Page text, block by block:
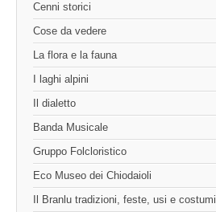
Cenni storici
Cose da vedere
La flora e la fauna
I laghi alpini
Il dialetto
Banda Musicale
Gruppo Folcloristico
Eco Museo dei Chiodaioli
Il Branlu tradizioni, feste, usi e costumi